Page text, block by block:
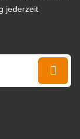
jederzeit